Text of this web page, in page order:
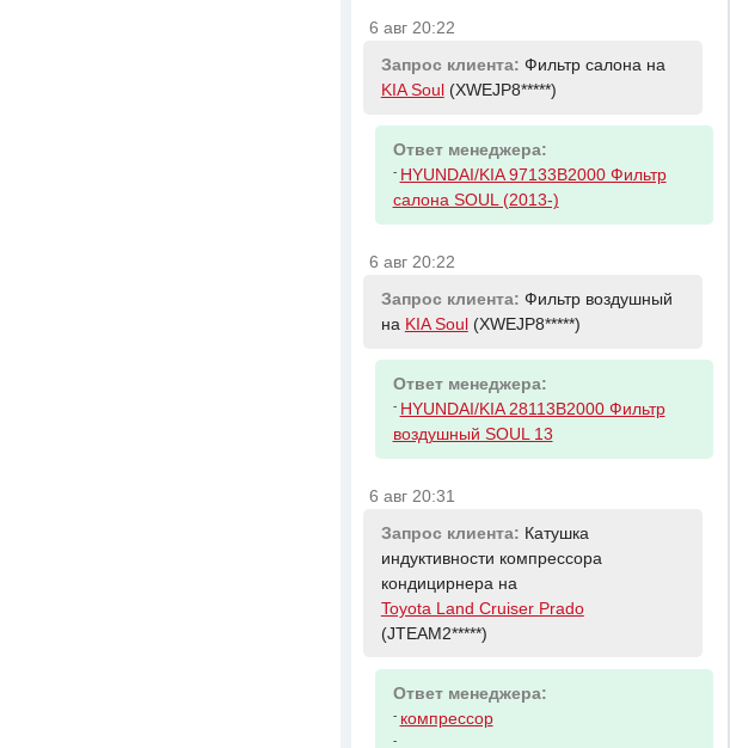
6 авг 20:22
Запрос клиента: Фильтр салона на
KIA Soul (XWEJP8*****)
Ответ менеджера:
- HYUNDAI/KIA 97133B2000 Фильтр
салона SOUL (2013-)
6 авг 20:22
Запрос клиента: Фильтр воздушный
на KIA Soul (XWEJP8*****)
Ответ менеджера:
- HYUNDAI/KIA 28113B2000 Фильтр
воздушный SOUL 13
6 авг 20:31
Запрос клиента: Катушка
индуктивности компрессора
кондицирнера на
Toyota Land Cruiser Prado
(JTEAM2*****)
Ответ менеджера:
- компрессор
-